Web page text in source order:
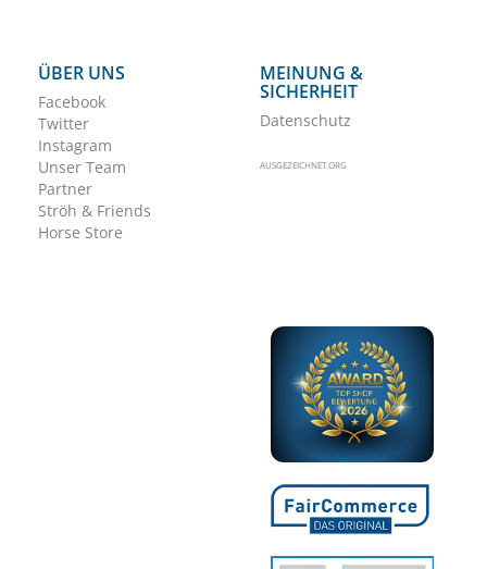
ÜBER UNS
Facebook
Twitter
Instagram
Unser Team
Partner
Ströh & Friends
Horse Store
MEINUNG &
SICHERHEIT
Datenschutz
AUSGEZEICHNET.ORG